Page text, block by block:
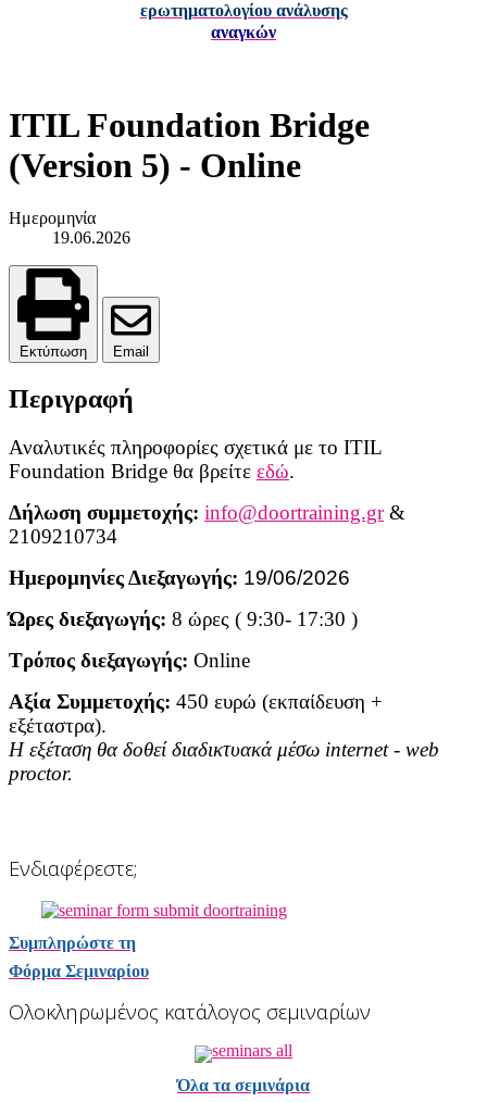
ερωτηματολογίου ανάλυσης
αναγκών
ITIL Foundation Bridge
(Version 5) - Online
Ημερομηνία
19.06.2026
Εκτύπωση Email
Περιγραφή
Αναλυτικές πληροφορίες σχετικά με το ITIL
Foundation Bridge θα βρείτε εδώ.
Δήλωση συμμετοχής: info@doortraining.gr&
2109210734
Ημερομηνίες Διεξαγωγής: 19/06/2026
Ώρες διεξαγωγής: 8 ώρες ( 9:30- 17:30 )
Τρόπος διεξαγωγής: Online
Αξία Συμμετοχής: 450 ευρώ (εκπαίδευση +
εξέταστρα).
Hεξέταση θα δοθεί διαδικτυακά μέσω internet - web
proctor.
Ενδιαφέρεστε;
Συμπληρώστε τη
Φόρμα Σεμιναρίου
Ολοκληρωμένος κατάλογος σεμιναρίων
Όλα τα σεμινάρια